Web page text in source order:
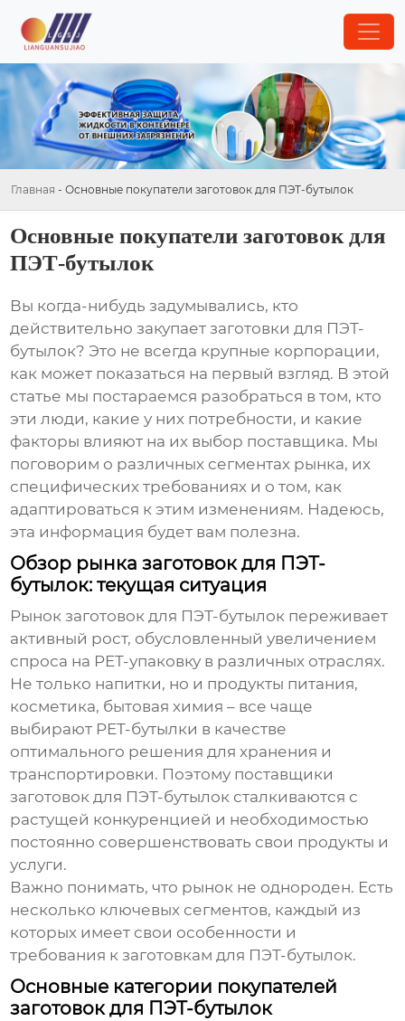
Главная - Основные покупатели заготовок для ПЭТ-бутылок
Основные покупатели заготовок для
ПЭТ-бутылок
Вы когда-нибудь задумывались, кто
действительно закупаетзаготовки для ПЭТ-
бутылок? Это не всегда крупные корпорации,
как может показаться на первый взгляд. В этой
статье мы постараемся разобраться в том, кто
эти люди, какие у них потребности, и какие
факторы влияют на их выбор поставщика. Мы
поговорим о различных сегментах рынка, их
специфических требованиях и о том, как
адаптироваться к этим изменениям. Надеюсь,
эта информация будет вам полезна.
Обзор рынка заготовок для ПЭТ-
бутылок: текущая ситуация
Рынокзаготовок для ПЭТ-бутылок переживает
активный рост, обусловленный увеличением
спроса на PET-упаковку в различных отраслях.
Не только напитки, но и продукты питания,
косметика, бытовая химия – все чаще
выбирают PET-бутылки в качестве
оптимального решения для хранения и
транспортировки. Поэтому поставщики
заготовок для ПЭТ-бутылок сталкиваются с
растущей конкуренцией и необходимостью
постоянно совершенствовать свои продукты и
услуги.
Важно понимать, что рынок не однороден. Есть
несколько ключевых сегментов, каждый из
которых имеет свои особенности и
требования кзаготовкам для ПЭТ-бутылок.
Основные категории покупателей
заготовок для ПЭТ-бутылок